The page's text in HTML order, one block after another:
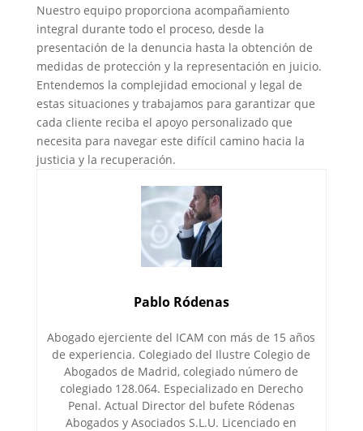
Nuestro equipo proporciona acompañamiento
integral durante todo el proceso, desde la
presentación de la denuncia hasta la obtención de
medidas de protección y la representación en juicio.
Entendemos la complejidad emocional y legal de
estas situaciones y trabajamos para garantizar que
cada cliente reciba el apoyo personalizado que
necesita para navegar este difícil camino hacia la
justicia y la recuperación.
Pablo Ródenas
Abogado ejerciente del ICAM con más de 15 años
de experiencia. Colegiado del Ilustre Colegio de
Abogados de Madrid, colegiado número de
colegiado 128.064. Especializado en Derecho
Penal. Actual Director del bufete Ródenas
Abogados y Asociados S.L.U. Licenciado en